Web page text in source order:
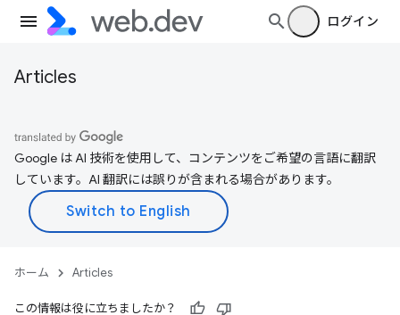
ログイン
Articles
Google は AI 技術を使用して、コンテンツをご希望の言語に翻訳
しています。AI 翻訳には誤りが含まれる場合があります。
ホーム Articles
この情報は役に立ちましたか？